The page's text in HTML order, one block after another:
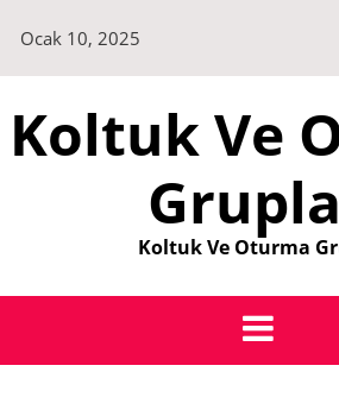
content
Ocak 10, 2025
Koltuk Ve
Koltuk Ve Oturma